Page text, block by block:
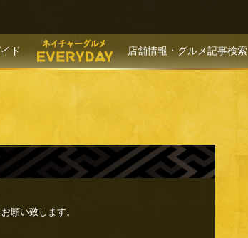
ド 店舗情報・グルメ記事検索
願い致します。